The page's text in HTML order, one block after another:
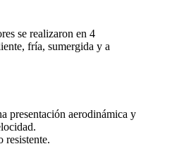
se realizaron en 4
fría, sumergida y a
presentación aerodinámica y
resistente.